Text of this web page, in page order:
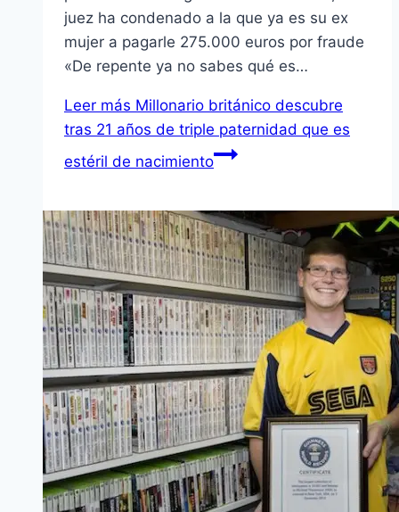
juez ha condenado a la que ya es su ex
mujer a pagarle 275.000 euros por fraude
«De repente ya no sabes qué es…
Leer más Millonario británico descubre
tras 21 años de triple paternidad que es
estéril de nacimiento